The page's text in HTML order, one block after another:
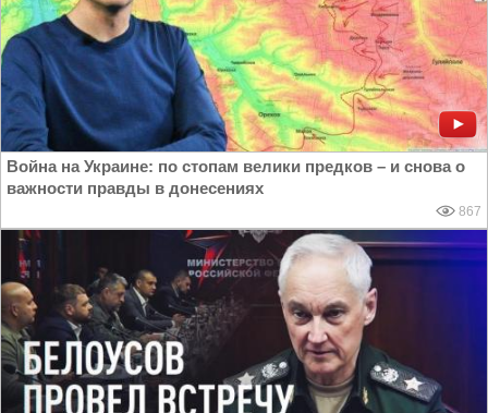
Война на Украине: по стопам велики предков – и снова о
важности правды в донесениях
867